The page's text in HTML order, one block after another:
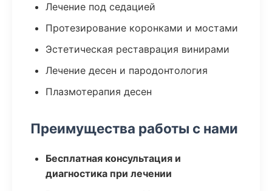
Лечение под седацией
Протезирование коронками и мостами
Эстетическая реставрация винирами
Лечение десен и пародонтология
Плазмотерапия десен
Преимущества работы с нами
Бесплатная консультация и
диагностика при лечении